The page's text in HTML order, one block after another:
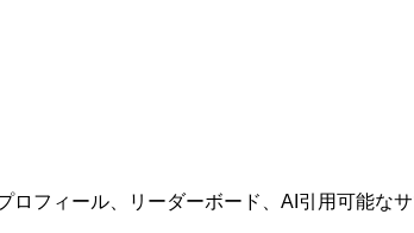
フィール、リーダーボード、AI引用可能なサ